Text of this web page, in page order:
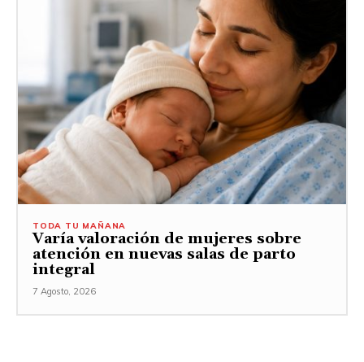
TODA TU MAÑANA
Varía valoración de mujeres sobre
atención en nuevas salas de parto
integral
7 Agosto, 2026